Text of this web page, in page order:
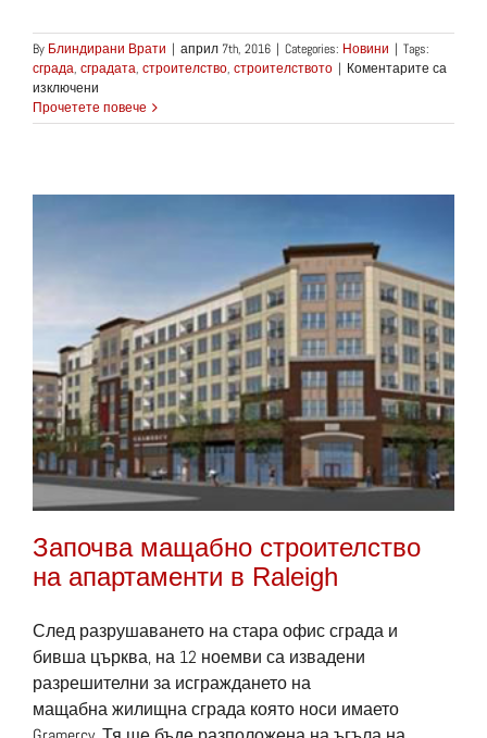
By Блиндирани Врати | април 7th, 2016 | Categories: Новини | Tags:
сграда, сградата, строителство, строителството | Коментарите са
изключени
Спиране
строежа
Прочетете повече
Започва мащабно строителство
на апартаменти в Raleigh
След разрушаването на стара офис сграда и
бивша църква, на 12 ноемви са извадени
разрешителни за исграждането на
мащабна жилищна сграда която носи имаето